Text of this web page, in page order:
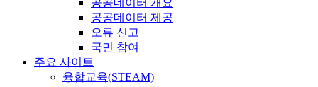
공공데이터 제공
오류 신고
국민 참여
주요 사이트
융합교육(STEAM)